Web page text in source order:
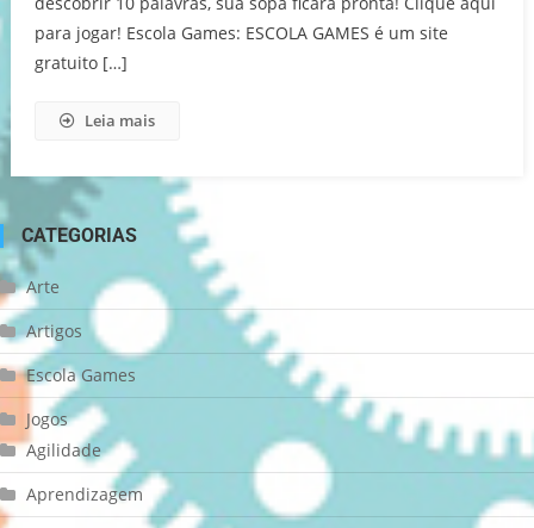
para jogar! Escola Games: ESCOLA GAMES é um site
gratuito […]
Leia mais
CATEGORIAS
Arte
Artigos
Escola Games
Jogos
Agilidade
Aprendizagem